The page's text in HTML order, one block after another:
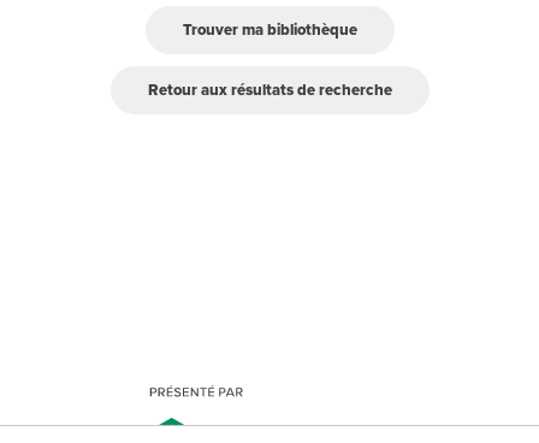
Trouver ma bibliothèque
Retour aux résultats de recherche